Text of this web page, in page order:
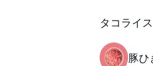
タコライス
豚ひ